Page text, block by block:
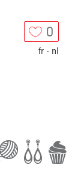
0
fr - nl